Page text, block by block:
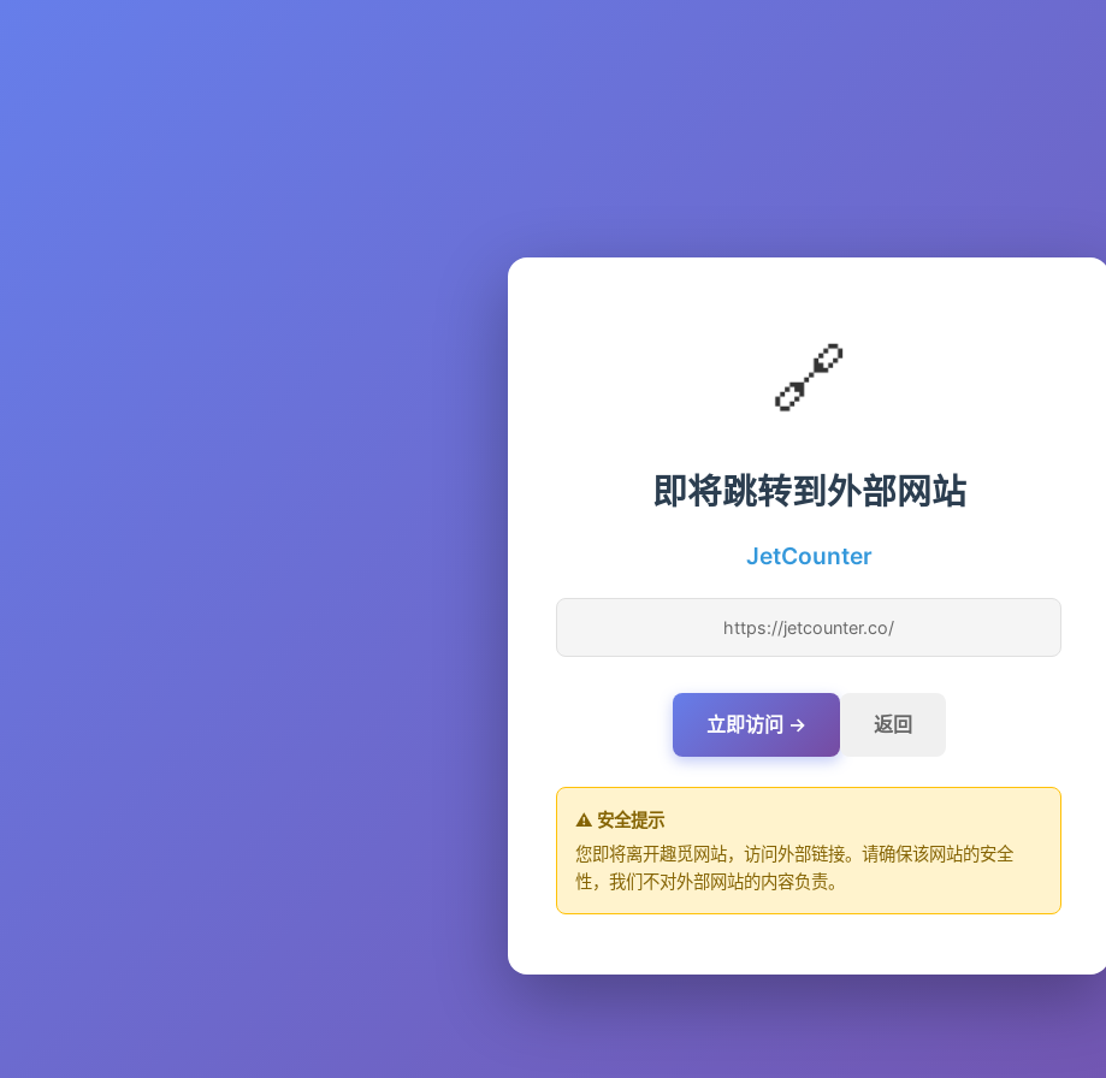
🔗
即将跳转到外部网站
JetCounter
https://jetcounter.co/
立即访问 → 返回
⚠️ 安全提示
您即将离开趣觅网站，访问外部链接。请确保该网站的安全
性，我们不对外部网站的内容负责。